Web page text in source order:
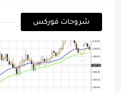
شروحات فوركس